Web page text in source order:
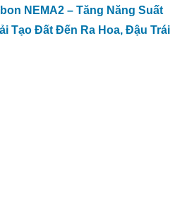
NEMA2 – Tăng Năng Suất
Tạo Đất Đến Ra Hoa, Đậu Trái